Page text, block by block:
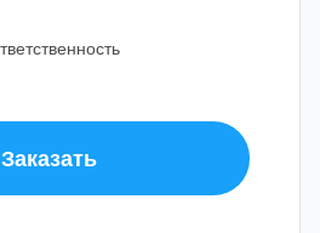
Заказать